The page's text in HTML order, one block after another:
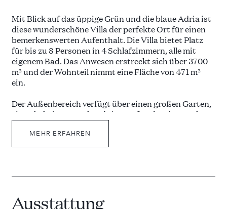
Mit Blick auf das üppige Grün und die blaue Adria ist
diese wunderschöne Villa der perfekte Ort für einen
bemerkenswerten Aufenthalt. Die Villa bietet Platz
für bis zu 8 Personen in 4 Schlafzimmern, alle mit
eigenem Bad. Das Anwesen erstreckt sich über 3700
m² und der Wohnteil nimmt eine Fläche von 471 m²
ein.
Der Außenbereich verfügt über einen großen Garten,
einen beheizten Pool und eine Außendusche. Nach
Gäste in der Sauna und im Whirlpool entspannen. Das
großzügige Erdgeschoss verfügt über einen
öffnet sich direkt in den Wohn- und Essbereich, wobei
verbindet. Eines der luxuriösen Schlafzimmer mit en-
MEHR ERFAHREN
Ausstattung